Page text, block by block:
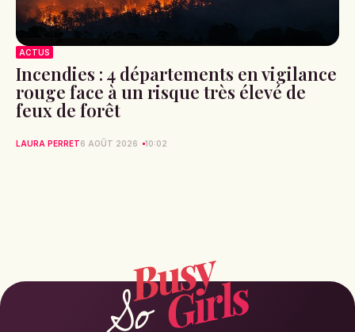
ACTUS
Incendies : 4 départements en vigilance
rouge face à un risque très élevé de
feux de forêt
LAURA PERRET6 AOÛT 2026 10:02